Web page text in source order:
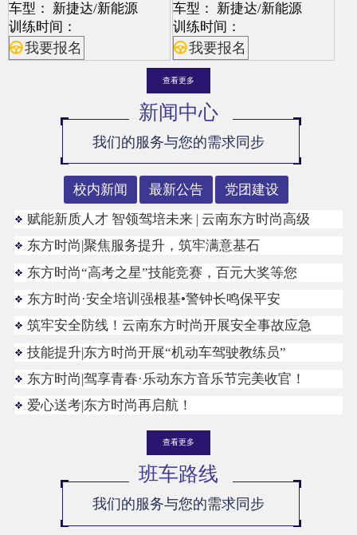
车型： 新捷达/新能源
训练时间：
我要报名
车型： 新捷达/新能源
训练时间：
我要报名
查看更多
新闻中心
我们的服务与您的需求同步
校内新闻 最新公告
党团建设
赋能新质人才 智领驾培未来 | 云南东方时尚高级
东方时尚|聚焦服务提升，筑牢满意基石
东方时尚“高考之星”技能竞赛，百元大奖等您
东方时尚·安全培训强根基•警钟长鸣保平安
筑牢安全防线！云南东方时尚开展安全事故应急
技能提升|东方时尚开展“机动车驾驶教练员”
东方时尚|驾享青春·乐动东方音乐节完美收官！
爱心送考|东方时尚再启航！
查看更多
班车路线
我们的服务与您的需求同步